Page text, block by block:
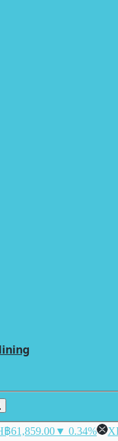
฿61,859.00▼ 0.34%